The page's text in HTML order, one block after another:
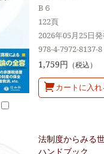
B６
122頁
2026年05月25日
978-4-7972-8137-8
1,759円 （税込）
カートに入れ
法制度からみる
ハンドブック